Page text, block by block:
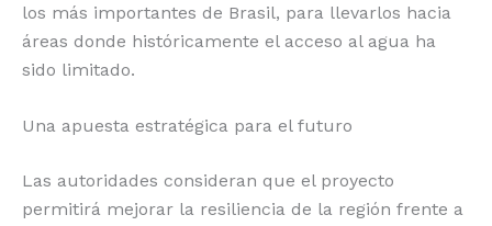
los más importantes de Brasil, para llevarlos hacia
áreas donde históricamente el acceso al agua ha
sido limitado.
Una apuesta estratégica para el futuro
Las autoridades consideran que el proyecto
permitirá mejorar la resiliencia de la región frente a